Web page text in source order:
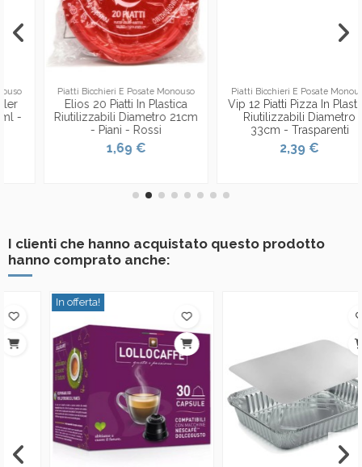
Piatti Bicchieri E Posate Monouso
Elios 20 Piatti In Plastica
Riutilizzabili Diametro 21cm
- Piani - Rossi
1,69 €
Piatti Bicchieri E Posate Monouso
Vip 12 Piatti Pizza In Plastica
Riutilizzabili Diametro
33cm - Trasparenti
2,39 €
I clienti che hanno acquistato questo prodotto
hanno comprato anche:
In offerta!